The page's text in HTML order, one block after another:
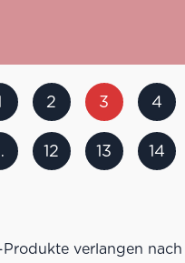
2 3 4
12 13 14
Produkte verlangen